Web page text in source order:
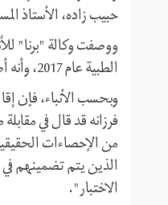
حبيب زاده، الأستاذ
ووصفت وكالة "برنا"
الطبية عام 2017، وأنه أصيب بفيروس كورونا منتصف شهر مارس (آذار) الماضي.
وبحسب الأنباء، فإن
فرزانه قد قال في
من الإحصاءات
الذين يتم تضمينهم
الاختبار".